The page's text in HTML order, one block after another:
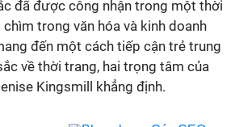
đã được công nhận trong một thời
trong văn hóa và kinh doanh
đến một cách tiếp cận trẻ trung
về thời trang, hai trọng tâm của
Kingsmill khẳng định.